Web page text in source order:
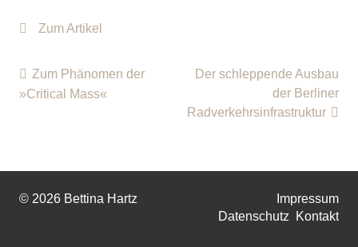
Zum Artikel
Der schleppende Ausbau
der Berliner
Radverkehrsinfrastruktur
Zum Phänomen der
»Critical Mass«
© 2026 Bettina Hartz
Impressum
Datenschutz
Kontakt